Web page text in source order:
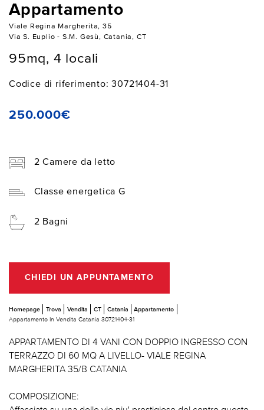
Appartamento
Viale Regina Margherita, 35
Via S. Euplio - S.M. Gesù, Catania, CT
95mq, 4 locali
Codice di riferimento: 30721404-31
250.000€
2 Camere da letto
Classe energetica G
2 Bagni
CHIEDI UN APPUNTAMENTO
Homepage Trova Vendita CT Catania
Appartamento
Appartamento In Vendita Catania 30721404-31
APPARTAMENTO DI 4 VANI CON DOPPIO INGRESSO CON
TERRAZZO DI 60 MQ A LIVELLO- VIALE REGINA
MARGHERITA 35/B CATANIA
COMPOSIZIONE: